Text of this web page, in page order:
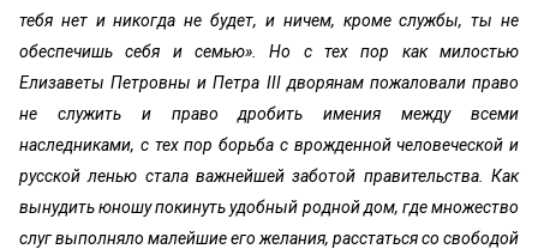
тебя нет и никогда не будет, и ничем, кроме службы, ты не
обеспечишь себя и семью». Но с тех пор как милостью
Елизаветы Петровны и Петра III дворянам пожаловали право
не служить и право дробить имения между всеми
наследниками, с тех пор борьба с врожденной человеческой и
русской ленью стала важнейшей заботой правительства. Как
вынудить юношу покинуть удобный родной дом, где множество
слуг выполняло малейшие его желания, расстаться со свободой